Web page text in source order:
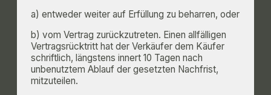
a) entweder weiter auf Erfüllung zu beharren, oder
b) vom Vertrag zurückzutreten. Einen allfälligen
Vertragsrücktritt hat der Verkäufer dem Käufer
schriftlich, längstens innert 10 Tagen nach
unbenutztem Ablauf der gesetzten Nachfrist,
mitzuteilen.